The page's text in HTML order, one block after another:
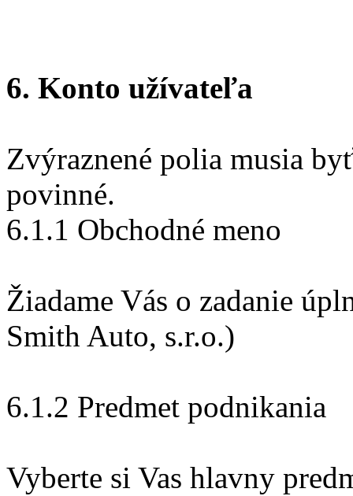
6. Konto užívateľa
Zvýraznené polia musia
povinné.
6.1.1 Obchodné meno
Žiadame Vás o zadanie
Smith Auto, s.r.o.)
6.1.2 Predmet podnikania
Vyberte si Vas hlavny